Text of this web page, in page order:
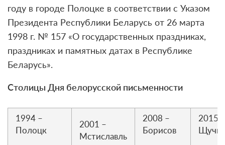
году в городе Полоцке в соответствии с Указом
Президента Республики Беларусь от 26 марта
1998 г. № 157 «О государственных праздниках,
праздниках и памятных датах в Республике
Беларусь».
Столицы Дня белорусской письменности
1994 –
Полоцк
2001 –
Мстиславль
2008 –
Борисов
2015 –